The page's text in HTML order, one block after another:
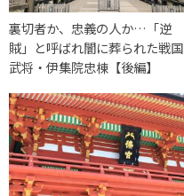
裏切者か、忠義の人か…「逆
賊」と呼ばれ闇に葬られた戦国
武将・伊集院忠棟【後編】